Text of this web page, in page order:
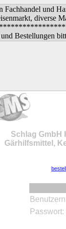
Fachhandel und
diverse
Bestellungen
Schlag GmbH
Gärhilfsmittel,
Passwort: